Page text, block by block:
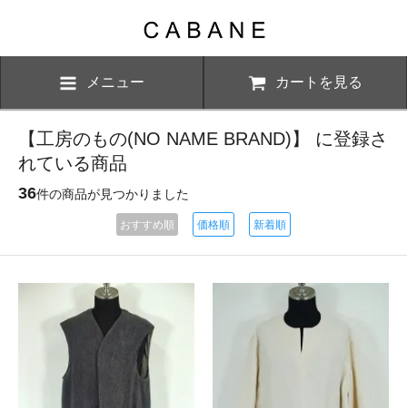
メニュー カートを見る
【工房のもの(NO NAME BRAND)】 に登録さ
れている商品
36件の商品が見つかりました
おすすめ順 価格順 新着順